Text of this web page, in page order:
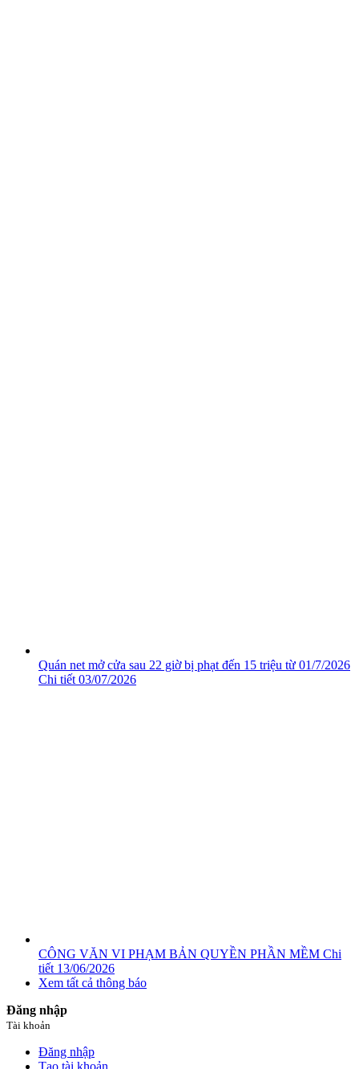
Quán net mở cửa sau 22 giờ bị phạt đến 15 triệu từ 01/7/2026
Chi tiết 03/07/2026
CÔNG VĂN VI PHẠM BẢN QUYỀN PHẦN MỀM Chi
tiết 13/06/2026
Xem tất cả thông báo
Đăng nhập
Tài khoản
Đăng nhập
Tạo tài khoản